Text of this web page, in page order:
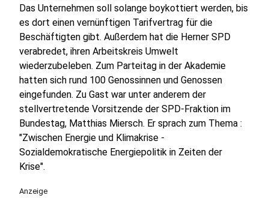
Das Unternehmen soll solange boykottiert werden, bis
es dort einen vernünftigen Tarifvertrag für die
Beschäftigten gibt. Außerdem hat die Herner SPD
verabredet, ihren Arbeitskreis Umwelt
wiederzubeleben. Zum Parteitag in der Akademie
hatten sich rund 100 Genossinnen und Genossen
eingefunden. Zu Gast war unter anderem der
stellvertretende Vorsitzende der SPD-Fraktion im
Bundestag, Matthias Miersch. Er sprach zum Thema :
"Zwischen Energie und Klimakrise -
Sozialdemokratische Energiepolitik in Zeiten der
Krise".
Anzeige